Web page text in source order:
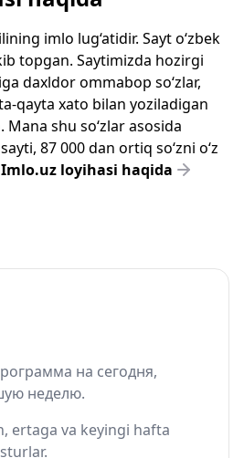
imlo lug‘atidir. Sayt o‘zbek
topgan. Saytimizda hozirgi
daxldor ommabop so‘zlar,
qayta xato bilan yoziladigan
shu so‘zlar asosida
87 000 dan ortiq so‘zni o‘z
loyihasi haqida
на сегодня,
неделю.
ertaga va keyingi hafta